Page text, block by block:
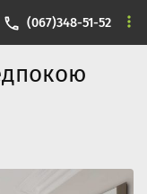
(067)348-51-52